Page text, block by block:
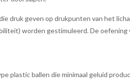
druk geven op drukpunten van het
worden gestimuleerd. De
plastic ballen die minimaal geluid